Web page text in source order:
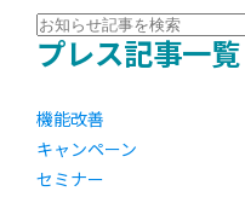
プレス記事一覧
機能改善
キャンペーン
セミナー